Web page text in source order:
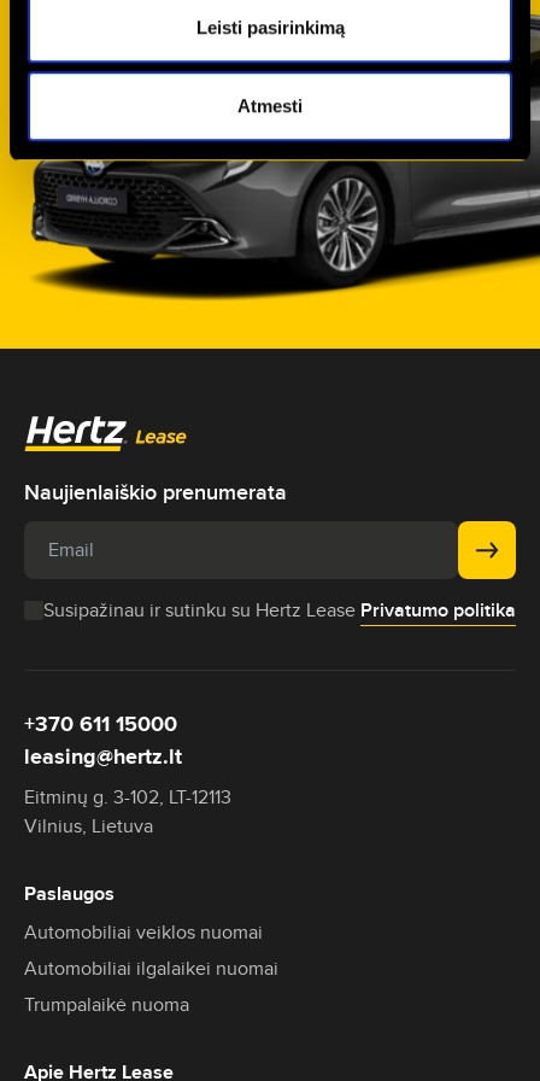
Leisti pasirinkimą
Atmesti
Naujienlaiškio prenumerata
Susipažinau ir sutinku su Hertz Lease Privatumo politika
+370 611 15000
leasing@hertz.lt
Eitminų g. 3-102, LT-12113
Vilnius, Lietuva
Paslaugos
Automobiliai veiklos nuomai
Automobiliai ilgalaikei nuomai
Trumpalaikė nuoma
Apie Hertz Lease